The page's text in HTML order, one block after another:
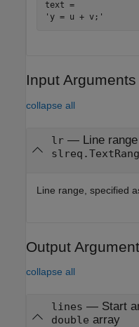
text =
Input Arguments
collapse all
lr— Line range
Line range, specified
Output
collapse all
lines — Start
double array